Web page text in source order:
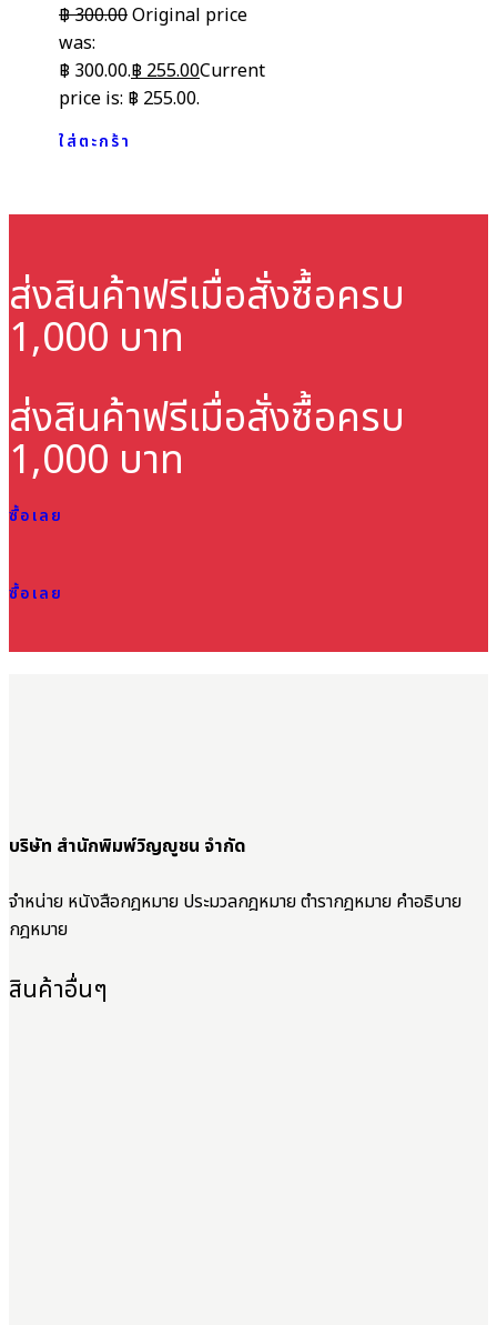
฿300.00Original price
was:
฿ 300.00.฿255.00Current
price is: ฿ 255.00.
ใส่ตะกร้า
ส่งสินค้าฟรีเมื่อสั่งซื้อครบ
1,000 บาท
ส่งสินค้าฟรีเมื่อสั่งซื้อครบ
1,000 บาท
ซื้อเลย
ซื้อเลย
บริษัท สำนักพิมพ์วิญญูชน จำกัด
จำหน่าย หนังสือกฎหมาย ประมวลกฎหมาย ตำรากฎหมาย คำอธิบาย
กฎหมาย
สินค้าอื่นๆ